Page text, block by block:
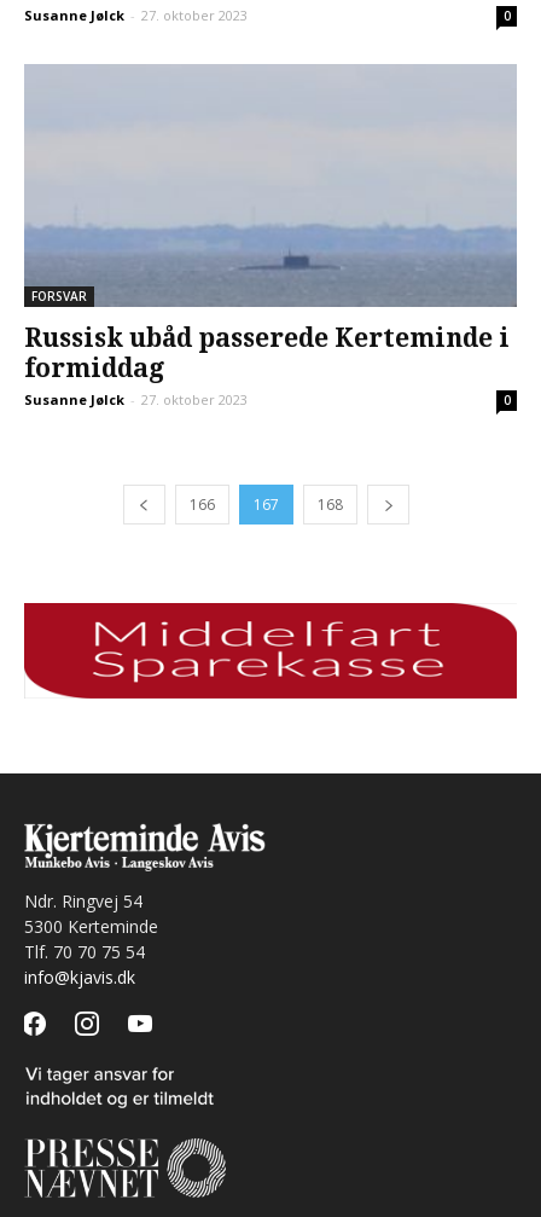
Susanne Jølck - 27. oktober 2023 0
FORSVAR
Russisk ubåd passerede Kerteminde i
formiddag
Susanne Jølck - 27. oktober 2023 0
166 167 168
Ndr. Ringvej 54
5300 Kerteminde
Tlf. 70 70 75 54
info@kjavis.dk
facebookinstagramyoutube